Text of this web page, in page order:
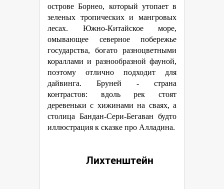
острове Борнео, который утопает в
зеленых тропических и мангровых
лесах. Южно-Китайское море,
омывающее северное побережье
государства, богато разноцветными
кораллами и разнообразной фауной,
поэтому отлично подходит для
дайвинга. Бруней - страна
контрастов: вдоль рек стоят
деревеньки с хижинами на сваях, а
столица Бандан-Сери-Бегаван будто
иллюстрация к сказке про Алладина.
Лихтенштейн